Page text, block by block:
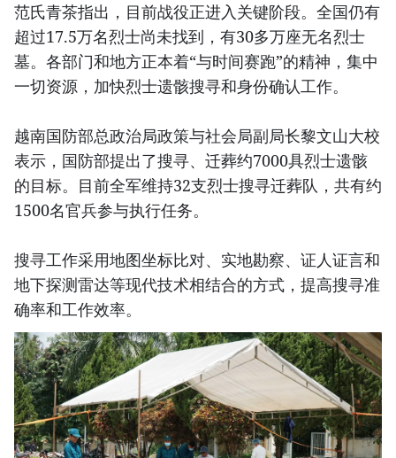
范氏青茶指出，目前战役正进入关键阶段。全国仍有
超过17.5万名烈士尚未找到，有30多万座无名烈士
墓。各部门和地方正本着“与时间赛跑”的精神，集中
一切资源，加快烈士遗骸搜寻和身份确认工作。
越南国防部总政治局政策与社会局副局长黎文山大校
表示，国防部提出了搜寻、迁葬约7000具烈士遗骸
的目标。目前全军维持32支烈士搜寻迁葬队，共有约
1500名官兵参与执行任务。
搜寻工作采用地图坐标比对、实地勘察、证人证言和
地下探测雷达等现代技术相结合的方式，提高搜寻准
确率和工作效率。